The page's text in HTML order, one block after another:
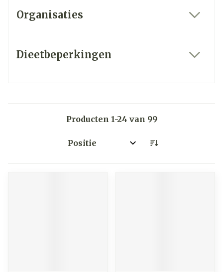
Organisaties
Dieetbeperkingen
Producten 1-24 van 99
Sorteer op: